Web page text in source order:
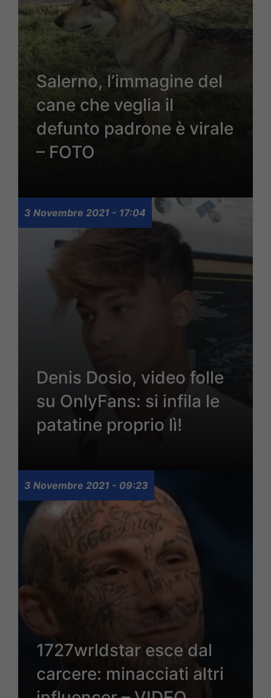
Salerno, l’immagine del
cane che veglia il
defunto padrone è virale
– FOTO
3 Novembre 2021 - 17:04
Denis Dosio, video folle
su OnlyFans: si infila le
patatine proprio lì!
3 Novembre 2021 - 09:23
1727wrldstar esce dal
carcere: minacciati altri